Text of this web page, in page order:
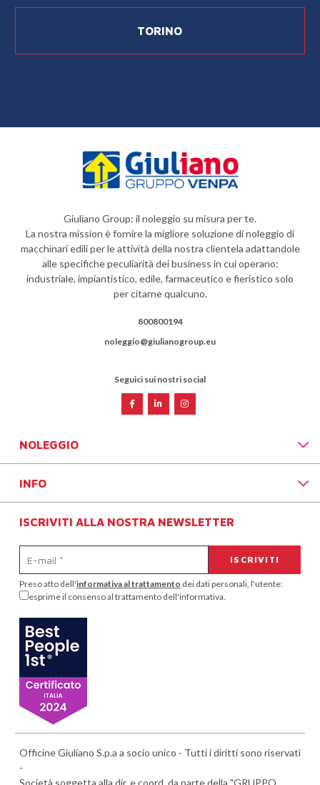
TORINO
Giuliano Group: il noleggio su misura per te.
La nostra mission è fornire la migliore soluzione di noleggio di
macchinari edili per le attività della nostra clientela adattandole
alle specifiche peculiarità dei business in cui operano:
industriale, impiantistico, edile, farmaceutico e fieristico solo
per citarne qualcuno.
800800194
noleggio@giulianogroup.eu
Seguici sui nostri social
NOLEGGIO
INFO
ISCRIVITI ALLA NOSTRA NEWSLETTER
Preso atto dell'informativa al trattamento dei dati personali, l'utente:
esprime il consenso al trattamento dell'informativa.
Officine Giuliano S.p.a a socio unico - Tutti i diritti sono riservati
-